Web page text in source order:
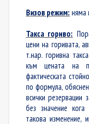
Визов режим: няма
Такса гориво:
цени на горивата,
т.нар. горивна
към цената на
фактическата
по формула,
всички резервации
без значение
такова изменение,